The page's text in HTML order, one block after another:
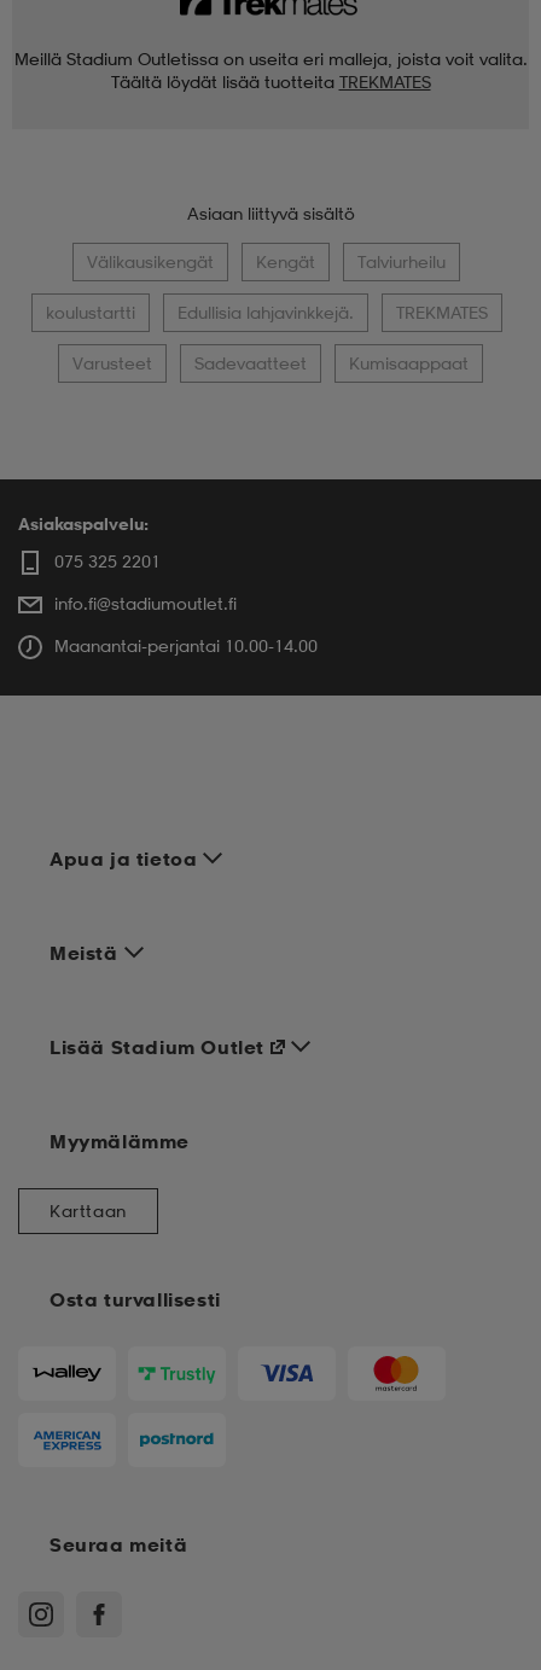
Meillä Stadium Outletissa on useita eri malleja, joista voit valita.
Täältä löydät lisää tuotteita TREKMATES
Asiaan liittyvä sisältö
Välikausikengät Kengät Talviurheilu
koulustartti Edullisia lahjavinkkejä. TREKMATES
Varusteet Sadevaatteet Kumisaappaat
Asiakaspalvelu:
075 325 2201
info.fi@stadiumoutlet.fi
Maanantai-perjantai 10.00-14.00
Apua ja tietoa
Meistä
Osta turvallisesti
Lisää Stadium Outlet
Myymälämme
Karttaan
Seuraa meitä